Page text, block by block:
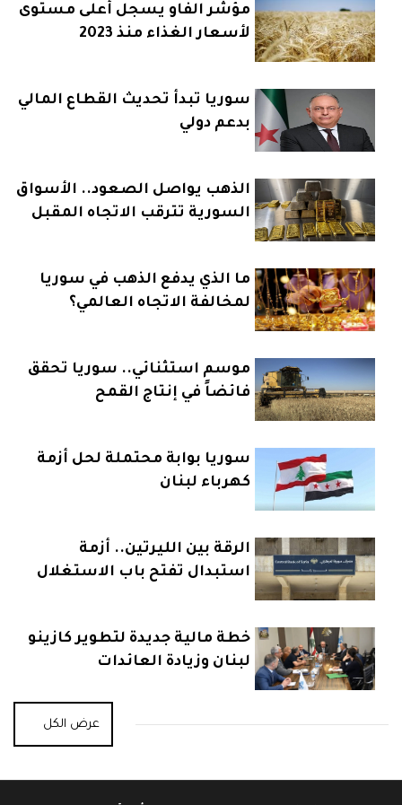
مؤشر الفاو يسجل أعلى مستوى
لأسعار الغذاء منذ 2023
سوريا تبدأ تحديث القطاع المالي
بدعم دولي
الذهب يواصل الصعود.. الأسواق
السورية تترقب الاتجاه المقبل
ما الذي يدفع الذهب في سوريا
لمخالفة الاتجاه العالمي؟
موسم استثنائي.. سوريا تحقق
فائضاً في إنتاج القمح
سوريا بوابة محتملة لحل أزمة
كهرباء لبنان
الرقة بين الليرتين.. أزمة
استبدال تفتح باب الاستغلال
خطة مالية جديدة لتطوير كازينو
لبنان وزيادة العائدات
عرض الكل